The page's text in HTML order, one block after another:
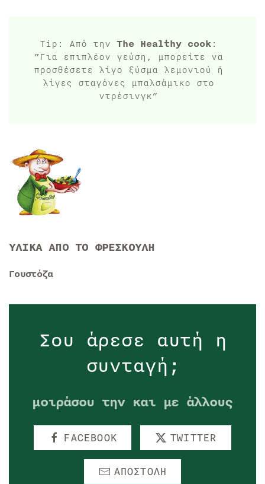
Tip: Από την The Healthy cook:
”Για επιπλέον γεύση, μπορείτε να
προσθέσετε λίγο ξύσμα λεμονιού ή
λίγες σταγόνες μπαλσάμικο στο
ντρέσινγκ”
ΥΛΙΚΑ ΑΠΟ ΤΟ ΦΡΕΣΚΟΥΛΗ
Γουστόζα
Σου άρεσε αυτή η
συνταγή;
μοιράσου την και με άλλους
FACEBOOK TWITTER
ΑΠΟΣΤΟΛΗ